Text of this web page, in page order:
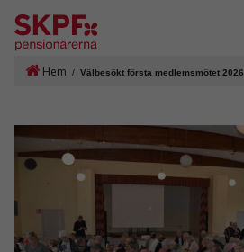
Hem / Välbesökt första medlemsmötet 2026.